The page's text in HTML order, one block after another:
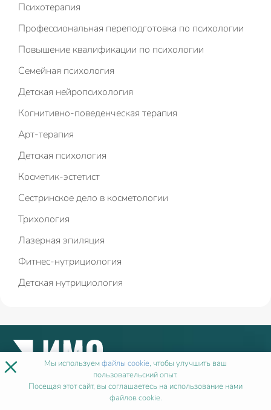
Психотерапия
Профессиональная переподготовка по психологии
Повышение квалификации по психологии
Семейная психология
Детская нейропсихология
Когнитивно-поведенческая терапия
Арт-терапия
Детская психология
Косметик-эстетист
Сестринское дело в косметологии
Трихология
Лазерная эпиляция
Фитнес-нутрициология
Детская нутрициология
Мы в социальных сетях:
× Мы используемфайлы cookie, чтобы улучшить ваш
пользовательский опыт.
Посещая этот сайт, вы соглашаетесь на использование нами
файлов cookie.